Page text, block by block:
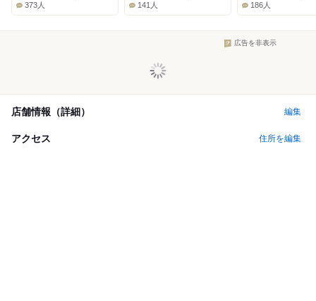
373人
141人
186人
広告を非表示
店舗情報（詳細） 編集
アクセス 住所を編集